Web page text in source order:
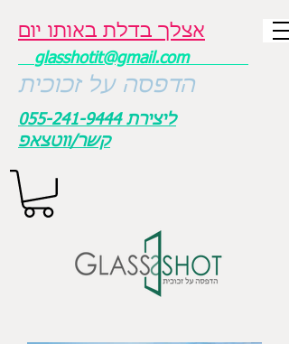
אצלך בדלת באותו יום
glasshotit@gmail.com
הדפסה על זכוכית
055-241-9444ליצירת
קשר/ווטצאפ